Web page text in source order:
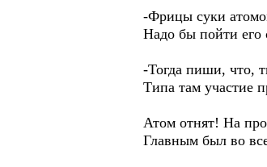
-Фрицы суки
Надо бы пойти его
-Тогда пиши, что,
Типа там участие
Атом отнят! На
Главным был во